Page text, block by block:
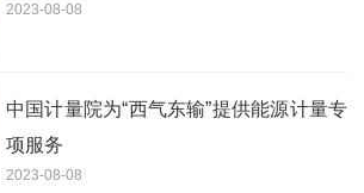
2023-08-08
中国计量院为“西气东输”提供能源计量专
项服务
2023-08-08